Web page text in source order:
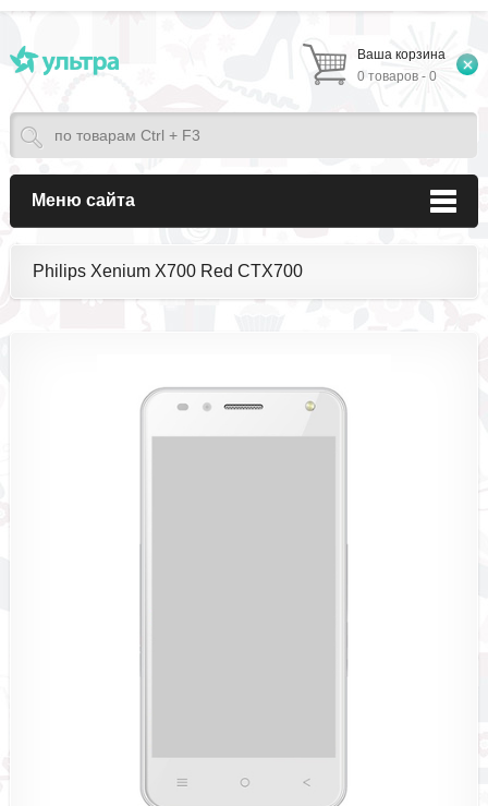
Ваша корзина
0 товаров - 0
Меню сайта
Philips Xenium X700 Red CTX700